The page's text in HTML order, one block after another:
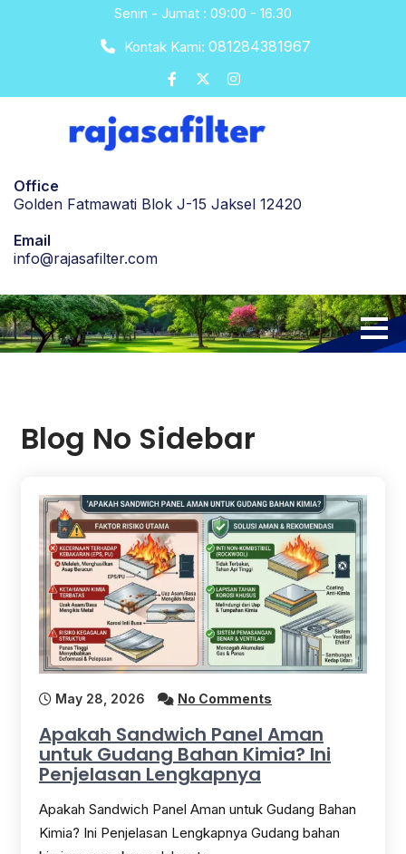
Senin - Jumat : 09:00 - 16.30
Kontak Kami: 081284381967
Office
Golden Fatmawati Blok J-15 Jaksel 12420
Email
info@rajasafilter.com
Blog No Sidebar
May 28, 2026 No Comments
Apakah Sandwich Panel Aman
untuk Gudang Bahan Kimia? Ini
Penjelasan Lengkapnya
Apakah Sandwich Panel Aman untuk Gudang Bahan
Kimia? Ini Penjelasan Lengkapnya Gudang bahan